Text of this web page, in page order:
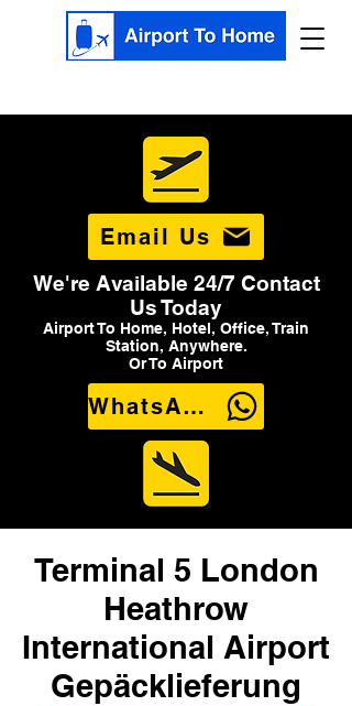
Email Us
We're Available 24/7 Contact
Us Today
Airport To Home, Hotel, Office, Train
Station, Anywhere.
Or To Airport
WhatsApp Us
Terminal 5 London
Heathrow
International Airport
Gepäcklieferung